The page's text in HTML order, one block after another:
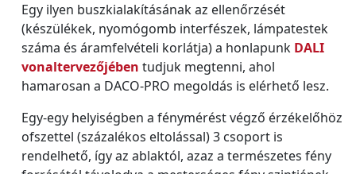
Egy ilyen buszkialakításának az ellenőrzését
(készülékek, nyomógomb interfészek, lámpatestek
száma és áramfelvételi korlátja) a honlapunk DALI
vonaltervezőjében tudjuk megtenni, ahol
hamarosan a DACO-PRO megoldás is elérhető lesz.
Egy-egy helyiségben a fénymérést végző érzékelőhöz
ofszettel (százalékos eltolással) 3 csoport is
rendelhető, így az ablaktól, azaz a természetes fény